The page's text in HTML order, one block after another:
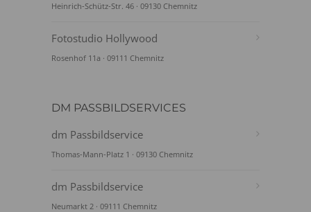
Heinrich-Schütz-Str. 46 · 09130 Chemnitz
Fotostudio Hollywood
Rosenhof 11a · 09111 Chemnitz
DM PASSBILDSERVICES
dm Passbildservice
Thomas-Mann-Platz 1 · 09130 Chemnitz
dm Passbildservice
Neumarkt 2 · 09111 Chemnitz